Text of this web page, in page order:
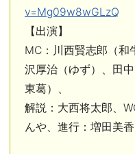
v=Mg09w8wGLzQ
【出演】
MC：川西賢志郎（和
沢厚治（ゆず）、田
東葛）、
解説：大西将太郎、
んや、進行：増田美